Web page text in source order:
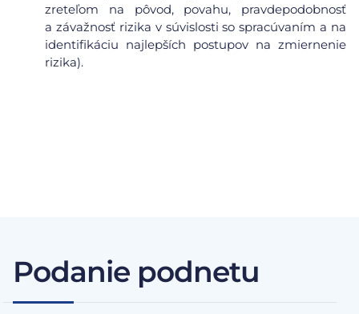
zreteľom na pôvod, povahu, pravdepodobnosť
a závažnosť rizika v súvislosti so spracúvaním a na
identifikáciu najlepších postupov na zmiernenie
rizika).
Podanie podnetu